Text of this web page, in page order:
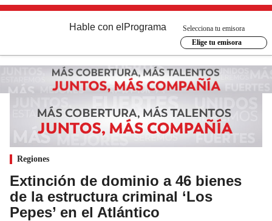
Hable con el Programa
Selecciona tu emisora
Elige tu emisora
Regiones
Extinción de dominio a 46 bienes
de la estructura criminal ‘Los
Pepes’ en el Atlántico